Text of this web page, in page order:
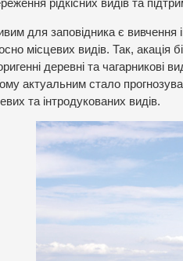
рідкісних видів та
для заповідника є вивчення
місцевих видів. Так,
деревні та чагарникові
актуальним стало
та інтродукованих видів.